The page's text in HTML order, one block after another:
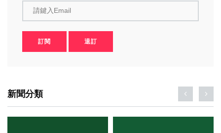
請鍵入Email
訂閱 退訂
新聞分類